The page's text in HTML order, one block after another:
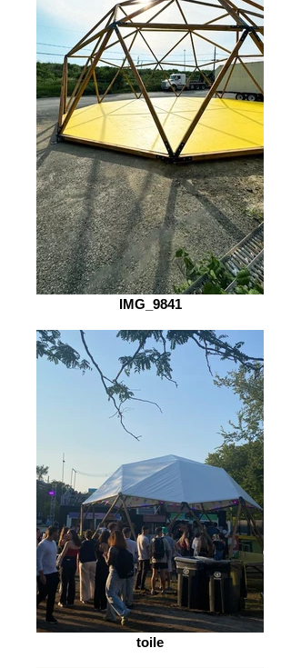
IMG_9841
toile